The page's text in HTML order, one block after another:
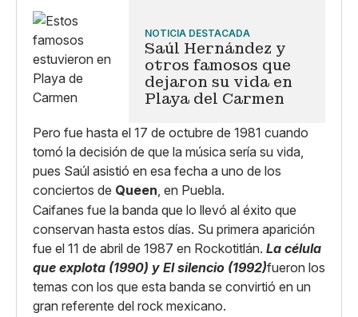
NOTICIA DESTACADA
Saúl Hernández y
otros famosos que
dejaron su vida en
Playa del Carmen
Pero fue hasta el 17 de octubre de 1981 cuando
tomó la decisión de que la música sería su vida,
pues Saúl asistió en esa fecha a uno de los
conciertos de Queen, en Puebla.
Caifanes fue la banda que lo llevó al éxito que
conservan hasta estos días. Su primera aparición
fue el 11 de abril de 1987 en Rockotitlán. La célula
que explota (1990) y El silencio (1992)fueron los
temas con los que esta banda se convirtió en un
gran referente del rock mexicano.